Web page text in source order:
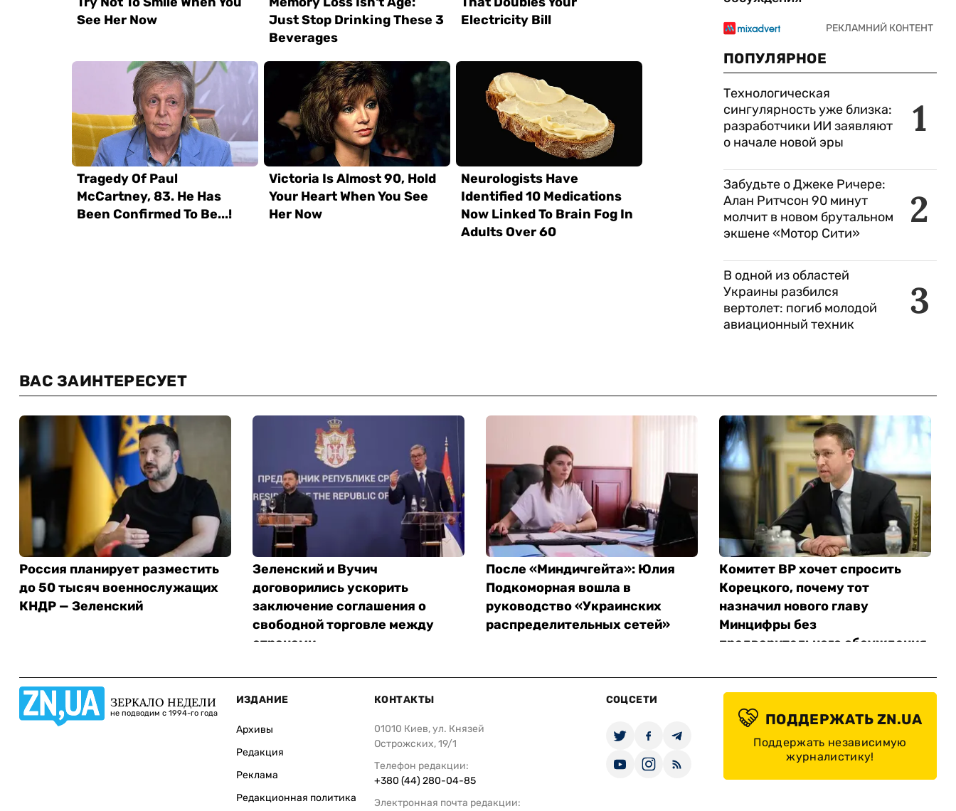
ПОПУЛЯРНОЕ
1
Технологическая
сингулярность уже близка:
разработчики ИИ заявляют
о начале новой эры
2
Забудьте о Джеке Ричере:
Алан Ритчсон 90 минут
молчит в новом брутальном
экшене «Мотор Сити»
3
В одной из областей
Украины разбился
вертолет: погиб молодой
авиационный техник
ВАС ЗАИНТЕРЕСУЕТ
Россия планирует разместить
до 50 тысяч военнослужащих
КНДР — Зеленский
Зеленский и Вучич
договорились ускорить
заключение соглашения о
свободной торговле между
странами
После «Миндичгейта»: Юлия
Подкоморная вошла в
руководство «Украинских
распределительных сетей»
Комитет ВР хочет спросить
Корецкого, почему тот
назначил нового главу
Минцифры без
предварительного обсуждения
ЗЕРКАЛО НЕДЕЛИ
не подводим с 1994-го года
ИЗДАНИЕ
Архивы
Редакция
Реклама
Редакционная политика
КОНТАКТЫ
01010 Киев, ул. Князей
Острожских, 19/1
Телефон редакции:
+380 (44) 280-04-85
Электронная почта редакции:
СОЦСЕТИ
ПОДДЕРЖАТЬ ZN.UA
Поддержать независимую
журналистику!